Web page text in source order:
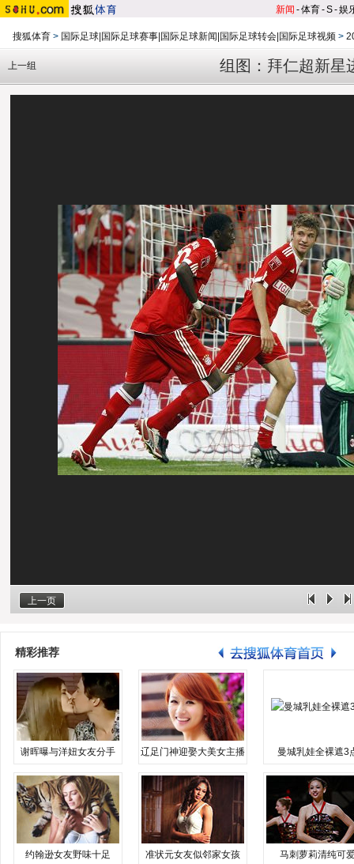
新闻 -体育-S-娱
搜狐体育 > 国际足球|国际足球赛事|国际足球新闻|国际足球转会|国际足球视频 >
组图：拜仁超新星
上一组
上一页
精彩推荐
谢晖曝与洋妞女友分手 辽足门神迎娶大美女主播 曼城乳娃全裸遮3
约翰逊女友野味十足 准状元女友似邻家女孩 马刺萝莉清纯可